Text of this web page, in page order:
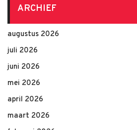
ARCHIEF
augustus 2026
juli 2026
juni 2026
mei 2026
april 2026
maart 2026